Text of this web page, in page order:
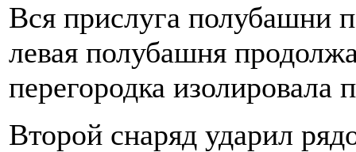
Вся прислуга полубашни
левая полубашня
перегородка изолировала
Второй снаряд ударил